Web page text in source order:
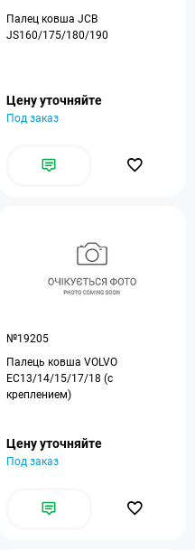
Палец ковша JCB
JS160/175/180/190
Цену уточняйте
Под заказ
№19205
Палець ковша VOLVO
EC13/14/15/17/18 (с
креплением)
Цену уточняйте
Под заказ